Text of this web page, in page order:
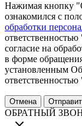
Нажимая кнопку
ознакомился с
обработки
согласие на
в форме
установленным
ОБРАТНЫЙ